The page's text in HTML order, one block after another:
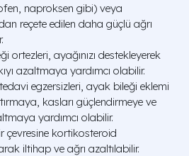
naproksen gibi) veya
reçete edilen daha güçlü ağrı
ortezleri, ayağınızı destekleyerek
azaltmaya yardımcı olabilir.
egzersizleri, ayak bileği eklemi
kasları güçlendirmeye ve
yardımcı olabilir.
çevresine kortikosteroid
iltihap ve ağrı azaltılabilir.